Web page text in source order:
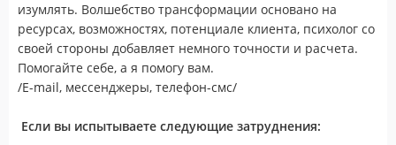
изумлять. Волшебство трансформации основано на
ресурсах, возможностях, потенциале клиента, психолог со
своей стороны добавляет немного точности и расчета.
Помогайте себе, а я помогу вам.
/E-mail, мессенджеры, телефон-смс/
Если вы испытываете следующие затруднения: